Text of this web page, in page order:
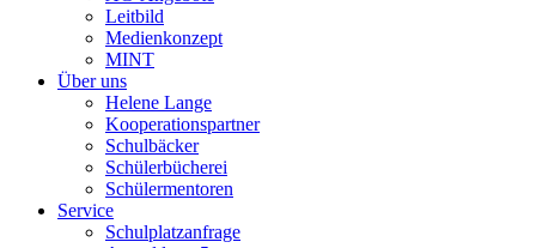
Leitbild
Medienkonzept
MINT
Über uns
Helene Lange
Kooperationspartner
Schulbäcker
Schülerbücherei
Schülermentoren
Service
Schulplatzanfrage